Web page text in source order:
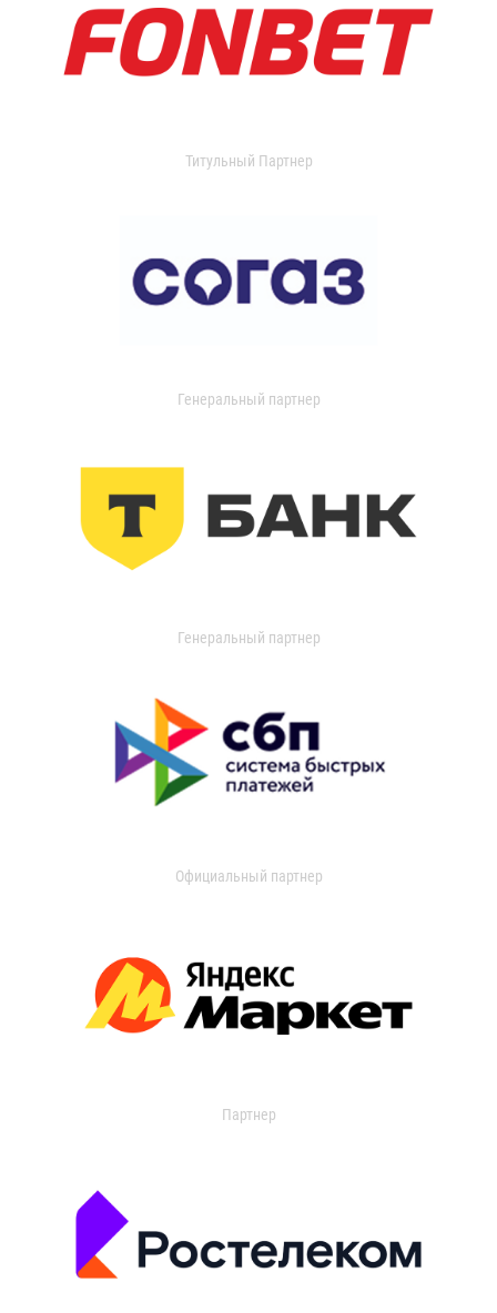
Титульный Партнер
Генеральный партнер
Генеральный партнер
Официальный партнер
Партнер